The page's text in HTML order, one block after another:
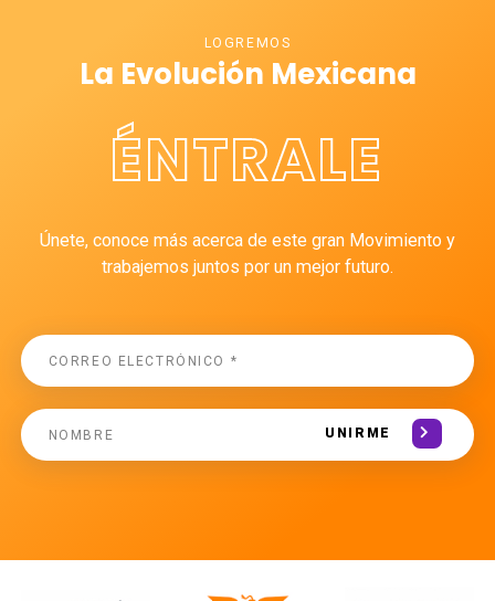
LOGREMOS
La Evolución Mexicana
ÉNTRALE
Únete, conoce más acerca de este gran Movimiento y
trabajemos juntos por un mejor futuro.
UNIRME